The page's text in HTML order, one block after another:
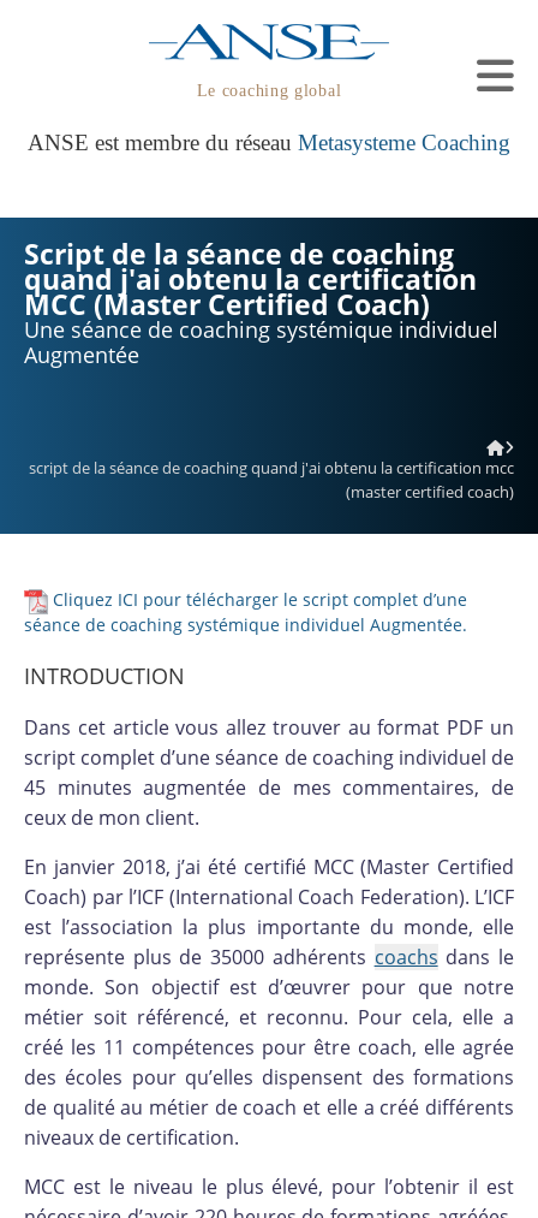
Le coaching global
ANSE est membre du réseau Metasysteme Coaching
Script de la séance de coaching
quand j'ai obtenu la certification
MCC (Master Certified Coach)
Une séance de coaching systémique individuel
Augmentée
script de la séance de coaching quand j'ai obtenu la certification mcc
(master certified coach)
Cliquez ICI pour télécharger le script complet d’une
séance de coaching systémique individuel Augmentée.
INTRODUCTION
Dans cet article vous allez trouver au format PDF un
script complet d’une séance de coaching individuel de
45 minutes augmentée de mes commentaires, de
ceux de mon client.
En janvier 2018, j’ai été certifié MCC (Master Certified
Coach) par l’ICF (International Coach Federation). L’ICF
est l’association la plus importante du monde, elle
représente plus de 35000 adhérents coachs dans le
monde. Son objectif est d’œuvrer pour que notre
métier soit référencé, et reconnu. Pour cela, elle a
créé les 11 compétences pour être coach, elle agrée
des écoles pour qu’elles dispensent des formations
de qualité au métier de coach et elle a créé différents
niveaux de certification.
MCC est le niveau le plus élevé, pour l’obtenir il est